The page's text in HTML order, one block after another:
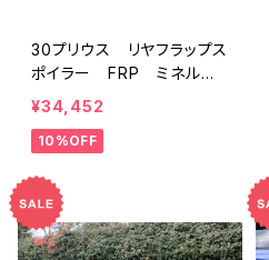
30プリウス リヤフラップス
ポイラー FRP ミネルバV
er.GT
¥34,452
10%OFF